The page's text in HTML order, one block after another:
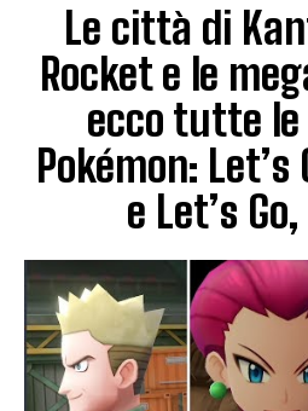
Le città di
Rocket e le
ecco tutte
Pokémon:
e Let’s